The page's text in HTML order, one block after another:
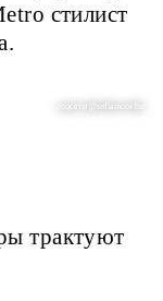
стилист
соцсети @sofiamcoelho
трактуют